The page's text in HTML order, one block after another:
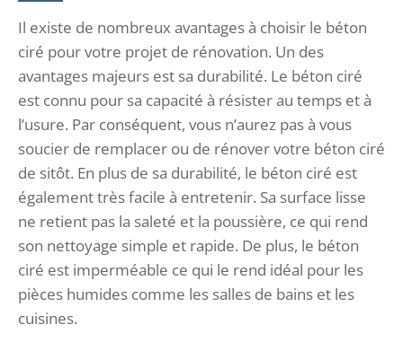
Il existe de nombreux avantages à choisir le béton
ciré pour votre projet de rénovation. Un des
avantages majeurs est sa durabilité. Le béton ciré
est connu pour sa capacité à résister au temps et à
l’usure. Par conséquent, vous n’aurez pas à vous
soucier de remplacer ou de rénover votre béton ciré
de sitôt. En plus de sa durabilité, le béton ciré est
également très facile à entretenir. Sa surface lisse
ne retient pas la saleté et la poussière, ce qui rend
son nettoyage simple et rapide. De plus, le béton
ciré est imperméable ce qui le rend idéal pour les
pièces humides comme les salles de bains et les
cuisines.